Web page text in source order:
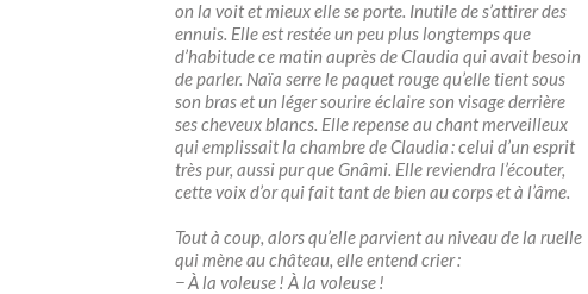
on la voit et mieux elle se porte. Inutile de s’attirer des
ennuis. Elle est restée un peu plus longtemps que
d’habitude ce matin auprès de Claudia qui avait besoin
de parler. Naïa serre le paquet rouge qu’elle tient sous
son bras et un léger sourire éclaire son visage derrière
ses cheveux blancs. Elle repense au chant merveilleux
qui emplissait la chambre de Claudia : celui d’un esprit
très pur, aussi pur que Gnâmi. Elle reviendra l’écouter,
cette voix d’or qui fait tant de bien au corps et à l’âme.
Tout à coup, alors qu’elle parvient au ­niveau de la ruelle
qui mène au château, elle entend crier :
− À la voleuse ! À la voleuse !